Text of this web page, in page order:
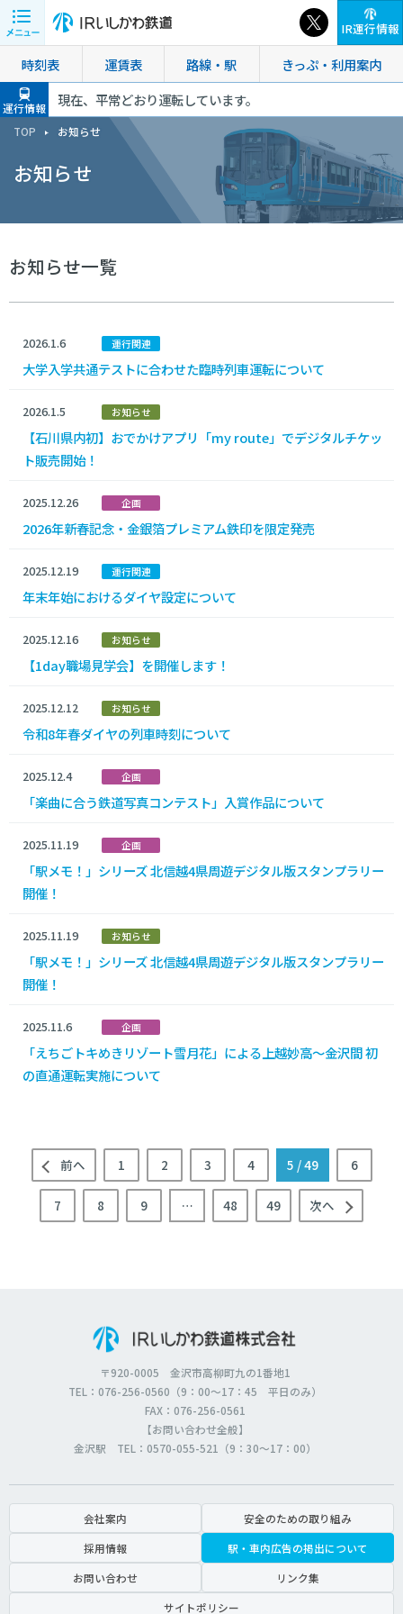
IR運行情報
時刻表 運賃表 路線・駅 きっぷ・利用案内
運行情報 現在、平常どおり運転しています。
TOP お知らせ
お知らせ
お知らせ一覧
2026.1.6 運行関連
大学入学共通テストに合わせた臨時列車運転について
2026.1.5 お知らせ
【石川県内初】おでかけアプリ「my route」でデジタルチケッ
ト販売開始！
2025.12.26 企画
2026年新春記念・金銀箔プレミアム鉄印を限定発売
2025.12.19 運行関連
年末年始におけるダイヤ設定について
2025.12.16 お知らせ
【1day職場見学会】を開催します！
2025.12.12 お知らせ
令和8年春ダイヤの列車時刻について
2025.12.4 企画
「楽曲に合う鉄道写真コンテスト」入賞作品について
2025.11.19 企画
「駅メモ！」シリーズ 北信越4県周遊デジタル版スタンプラリー
開催！
2025.11.19 お知らせ
「駅メモ！」シリーズ 北信越4県周遊デジタル版スタンプラリー
開催！
2025.11.6 企画
「えちごトキめきリゾート雪月花」による上越妙高～金沢間 初
の直通運転実施について
前へ 1 2 3 4 5 / 49 6
7 8 9 … 48 49 次へ
〒920-0005 金沢市高柳町九の1番地1
TEL：076-256-0560（9：00～17：45 平日のみ）
FAX：076-256-0561
【お問い合わせ全般】
金沢駅 TEL：0570-055-521（9：30～17：00）
会社案内
安全のための取り組み
採用情報
駅・車内広告の掲出について
お問い合わせ
リンク集
サイトポリシー